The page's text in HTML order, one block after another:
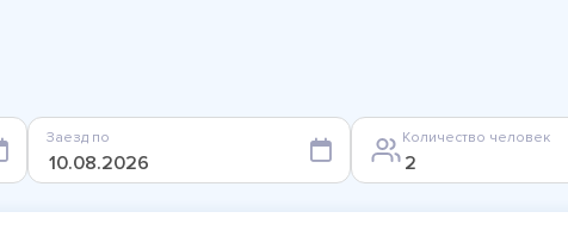
Заезд по Количество человек